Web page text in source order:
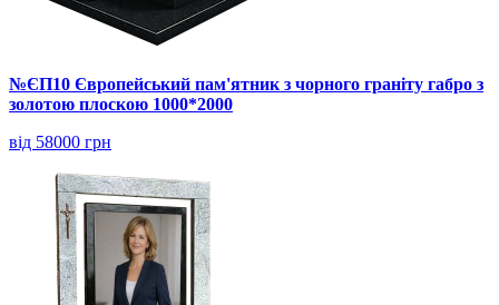
№ЄП10 Європейський пам'ятник з чорного граніту габро з
золотою плоскою 1000*2000
від 58000 грн